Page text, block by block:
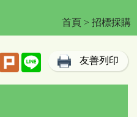
首頁 > 招標採購
TwitterPlurk Line 友善列印